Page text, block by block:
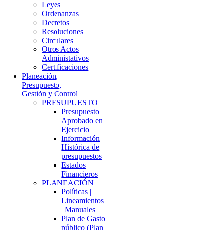
Leyes
Ordenanzas
Decretos
Resoluciones
Circulares
Otros Actos
Administativos
Certificaciones
Planeación,
Presupuesto,
Gestión y Control
PRESUPUESTO
Presupuesto
Aprobado en
Ejercicio
Información
Histórica de
presupuestos
Estados
Financieros
PLANEACIÓN
Políticas |
Lineamientos
| Manuales
Plan de Gasto
público (Plan